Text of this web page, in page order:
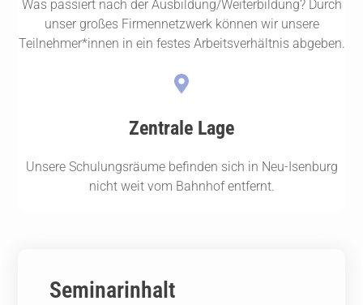
Was passiert nach der Ausbildung/Weiterbildung? Durch
unser großes Firmennetzwerk können wir unsere
Teilnehmer*innen in ein festes Arbeitsverhältnis abgeben.
Zentrale Lage
Unsere Schulungsräume befinden sich in Neu-Isenburg
nicht weit vom Bahnhof entfernt.
Seminarinhalt